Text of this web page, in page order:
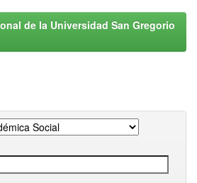
de la Universidad San Gregorio